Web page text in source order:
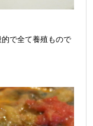
で全て養殖もので